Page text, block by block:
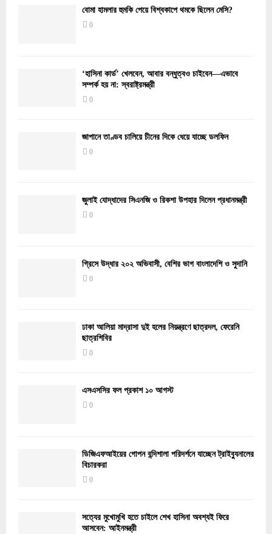
বোমা হামলার হুমকি পেয়ে বিশ্বকাপে থমকে ছিলেন মেসি?
0
‘হাসিনা কার্ড’ খেলবেন, আবার বন্ধুত্বও চাইবেন—এভাবে
সম্পর্ক হয় না: স্বরাষ্ট্রমন্ত্রী
0
জাপানে তাণ্ডব চালিয়ে চীনের দিকে ধেয়ে যাচ্ছে ডলফিন
0
জুলাই যোদ্ধাদের সিএনজি ও রিকশা উপহার দিলেন প্রধানমন্ত্রী
0
গ্রিসে উদ্ধার ২০২ অভিবাসী, বেশির ভাগ বাংলাদেশি ও সুদানি
0
ঢাকা আলিয়া মাদ্রাসা দুই হলের নিয়ন্ত্রণে ছাত্রদল, ফেরেনি
ছাত্রশিবির
0
এসএসসির ফল প্রকাশ ১০ আগস্ট
0
ডিজিএফআইয়ের গোপন বন্দিশালা পরিদর্শনে যাচ্ছেন ট্রাইব্যুনালের
বিচারকরা
0
সত্যের মুখোমুখি হতে চাইলে শেখ হাসিনা অবশ্যই ফিরে
আসবেন: আইনমন্ত্রী